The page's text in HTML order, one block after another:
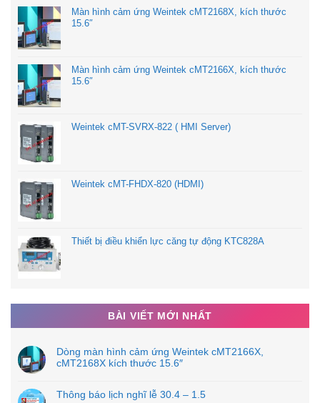
Màn hình cảm ứng Weintek cMT2168X, kích thước
15.6″
Màn hình cảm ứng Weintek cMT2166X, kích thước
15.6″
Weintek cMT-SVRX-822 ( HMI Server)
Weintek cMT-FHDX-820 (HDMI)
Thiết bị điều khiển lực căng tự động KTC828A
BÀI VIẾT MỚI NHẤT
Dòng màn hình cảm ứng Weintek cMT2166X,
cMT2168X kích thước 15.6″
Thông báo lịch nghĩ lễ 30.4 – 1.5